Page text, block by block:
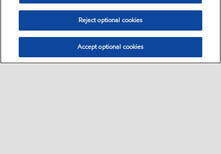
Reject optional cookies
Accept optional cookies